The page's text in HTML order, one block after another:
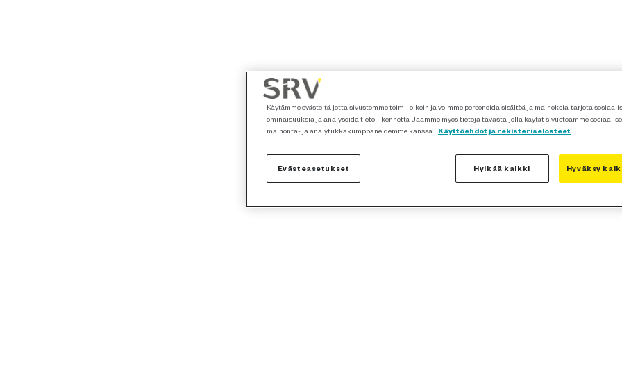
Käytämme evästeitä, jotta sivustomme toimii oikein ja voimme personoida sisältöä ja mainoksia, tarjota
ominaisuuksia ja analysoida tietoliikennettä. Jaamme myös tietoja tavasta, jolla käytät sivustoamme
mainonta- ja analytiikkakumppaneidemme kanssa.
Käyttöehdot ja rekisteriselosteet
Evästeasetukset Hylkää kaikki Hyväksy